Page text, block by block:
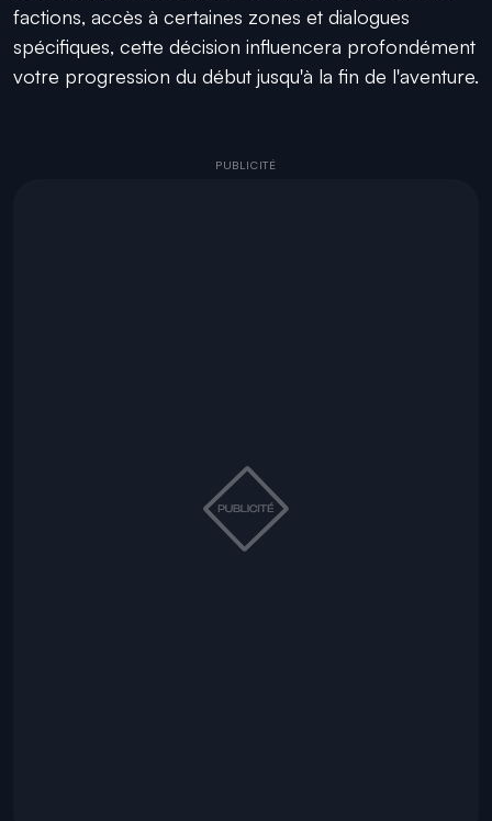
factions, accès à certaines zones et dialogues
spécifiques, cette décision influencera profondément
votre progression du début jusqu'à la fin de l'aventure.